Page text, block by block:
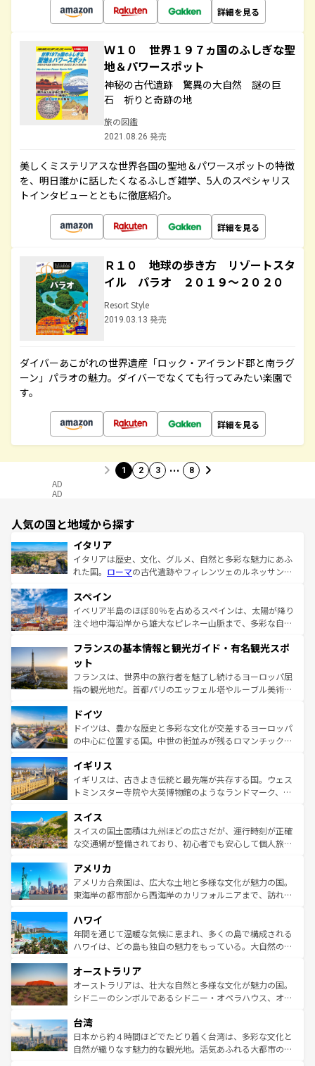
詳細を見る
Ｗ１０ 世界１９７ヵ国のふしぎな聖
地＆パワースポット
神秘の古代遺跡 驚異の大自然 謎の巨
石 祈りと奇跡の地
旅の図鑑
2021.08.26 発売
美しくミステリアスな世界各国の聖地＆パワースポットの特徴
を、明日誰かに話したくなるふしぎ雑学、5人のスペシャリス
トインタビューとともに徹底紹介。
詳細を見る
Ｒ１０ 地球の歩き方 リゾートスタ
イル パラオ ２０１９～２０２０
Resort Style
2019.03.13 発売
ダイバーあこがれの世界遺産「ロック・アイランド郡と南ラグ
ーン」パラオの魅力。ダイバーでなくても行ってみたい楽園で
す。
詳細を見る
1 2 3 … 8
AD
AD
人気の国と地域から探す
イタリア
イタリアは歴史、文化、グルメ、自然と多彩な魅力にあふ
れた国。 ローマの古代遺跡やフィレンツェのルネッサンス
ろん、トスカーナの美しい田園風景やアマルフィ海岸の絶
景など、自然景観も見逃せない。観光の合間には、本場の
ピザやパスタなど、絶品のイタリア料理を堪能することも
ませてくれるイタリアで、忘れられない旅をしてみよう！
なお、新着のイタリア情報は
しい。
スペイン
イベリア半島のほぼ80％を占めるスペインは、太陽が降り
注ぐ地中海沿岸から雄大なピレネー山脈まで、多彩な自然
文化が根付くこの国では、情熱的なフラメンコ、熱気あふ
れる闘牛、そして美味しいタパスが生活の一部となってい
る。首都マドリードの洗練された雰囲気や、バルセロナの
アートに溢れた街角から、地方では古代ローマ遺跡や中世
せる。地方によって風土や気候が異なるスペインはその個
性で訪れる人を魅了する。 なお、新着のスペイン情報は コ
ンテンツ一覧を参照してほしい。
フランスの基本情報と観光ガイド・有名観光スポ
ット
フランスは、世界中の旅行者を魅了し続けるヨーロッパ屈
指の観光地だ。首都パリのエッフェル塔やルーブル美術館
で、幅広い魅力が詰まっている。華麗な宮殿、歴史的な大
聖堂、美しいビーチ、そして豊かな自然が、訪れる者を心
から魅了する。また、フランスは美食の国としても知ら
いる。シャンパンの発祥地であるランス、プロヴァンスの
香り高いラベンダー畑など、多彩な楽しみ方が可能だ。さ
らに、パリ以外の地域にも魅力が溢れており、どの街角に
れる地方に足を運ぶとそれぞれで全く異なる文化を体験で
きるだろう。 なお、新着のフランス情報はコンテンツ一覧
を参照してほしい。
ドイツ
ドイツは、豊かな歴史と多彩な文化が交差するヨーロッパ
の中心に位置する国。中世の街並みが残るロマンチック街
顔を持つこの国は、どこを歩いても飽きることがない。ベ
ルリンの文化的活気、バイエルン州のアルプスの絶景、そ
してライン川沿いのワイン畑といった風景は必見。ビール
は、お酒好きな人にはぜひ体験してほしい。 なお、新着の
ドイツ情報はコンテンツ一覧を参照してほしい。
イギリス
イギリスは、古きよき伝統と最先端が共存する国。ウェス
トミンスター寺院や大英博物館のようなランドマーク、歴
リアごとに異なる魅力がある。また、優雅なアフタヌーン
ティー、ビール好きにはたまらない英国パブ、サッカー観
戦など、本場だからこそできる体験も豊富。イギリスを旅
ンツ一覧を参照してほしい。
スイス
スイスの国土面積は九州ほどの広さだが、運行時刻が正確
な交通網が整備されており、初心者でも安心して個人旅行
の建物がそのまま残る町や、スイスならではのユニークな
博物館もあり、アルプス観光だけでなく町歩きも満喫する
ことができる。国民の所得が高いため物価も高いが、旅行
ば市内交通費無料で観光を楽しむこともできる。 なお、新
着のスイス情報はコンテンツ一覧 を参照してほしい。
アメリカ
アメリカ合衆国は、広大な土地と多様な文化が魅力の国。
東海岸の都市部から西海岸のカリフォルニアまで、訪れる
のような巨大都市は、観光、ショッピング、エンターテイ
ンメントが詰まった刺激的なスポットだ。一方、アメリカ
西部には大自然が広がり、グランドキャニオンやイエロー
部のニューオーリンズでは、音楽と美食が融合した独特の
文化が魅力。旅行者はアメリカの各地域で異なる魅力を楽
しみながら、その多様性と豊かな歴史を感じることができ
ならではの贅沢な旅のスタイルだ。 なお、新着のアメリカ
情報はコンテンツ一覧を参照してほしい。
ハワイ
年間を通じて温暖な気候に恵まれ、多くの島で構成される
ハワイは、どの島も独自の魅力をもっている。大自然の神
ワイ島は見逃せない。また、定番の観光地といえばオアフ
島だが、静かな自然を求めるならマウイ島やカウアイ島が
おすすめ。エメラルドグリーンに輝く海をはじめ、豊かな
れるおもてなしの心で訪れる人々を迎えてくれるハワイの
人々、おいしいローカルフードやハワイアンミュージッ
ク、伝統的なフラダンスなど、すべてがハワイの魅力を彩
オーストラリア
オーストラリアは、壮大な自然と多様な文化が魅力の国。
シドニーのシンボルであるシドニー・オペラハウス、オー
リアリーフや大陸中央部にそびえるウルル（エアーズロッ
ク）、タスマニアの美しい原生林やケアンズの熱帯雨林な
ど、見どころがたくさん。また、カフェやワイン、オージ
台湾
日本から約４時間ほどでたどり着く台湾は、多彩な文化と
自然が織りなす魅力的な観光地。活気あふれる大都市の台